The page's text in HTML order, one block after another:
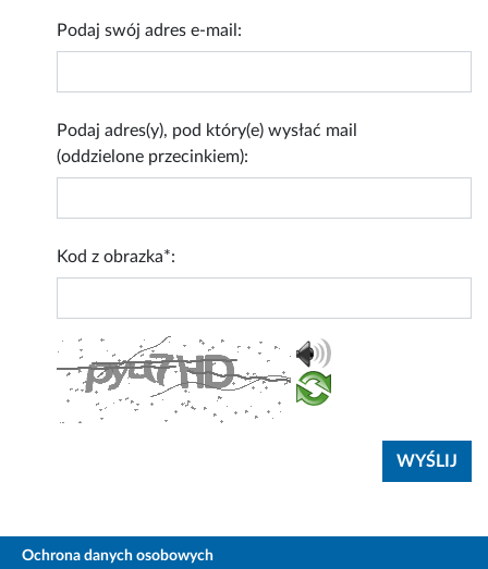
Podaj swój adres e-mail:
Podaj adres(y), pod który(e) wysłać mail
(oddzielone przecinkiem):
Kod z obrazka*:
Ochrona danych osobowych